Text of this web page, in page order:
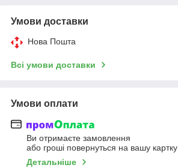
Умови доставки
Нова Пошта
Всі умови доставки
Умови оплати
Ви отримаєте замовлення
або гроші повернуться на вашу картку
Детальніше